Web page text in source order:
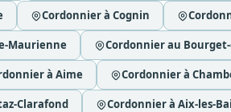
Cordonnier à Cognin
Maurienne Cordonnier au
à Aime Cordonnier à
Clarafond Cordonnier à Aix-les-